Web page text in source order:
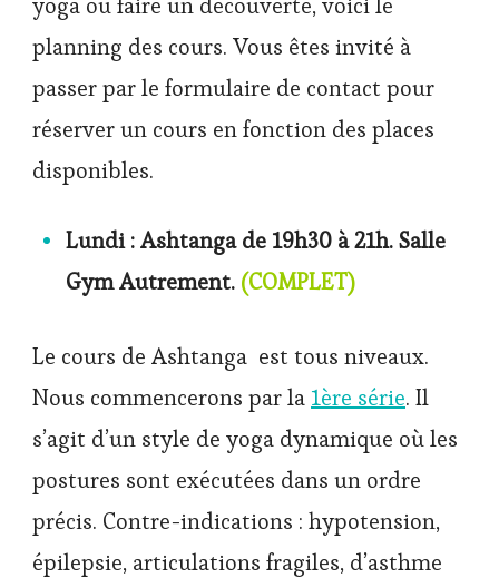
planning des cours. Vous êtes invité à
passer par le formulaire de contact pour
réserver un cours en fonction des places
disponibles.
Lundi : Ashtanga de 19h30 à 21h. Salle
Gym Autrement. (COMPLET)
Le cours de Ashtanga est tous niveaux.
Nous commencerons par la 1ère série. Il
s’agit d’un style de yoga dynamique où les
postures sont exécutées dans un ordre
précis. Contre-indications : hypotension,
épilepsie, articulations fragiles, d’asthme